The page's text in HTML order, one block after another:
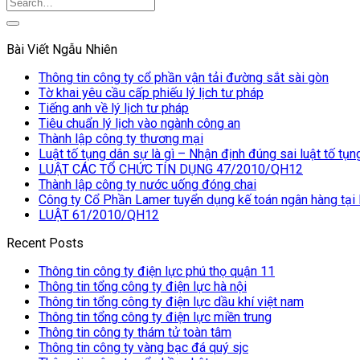
Bài Viết Ngẫu Nhiên
Thông tin công ty cổ phần vận tải đường sắt sài gòn
Tờ khai yêu cầu cấp phiếu lý lịch tư pháp
Tiếng anh về lý lịch tư pháp
Tiêu chuẩn lý lịch vào ngành công an
Thành lập công ty thương mại
Luật tố tụng dân sự là gì – Nhận định đúng sai luật tố
LUẬT CÁC TỔ CHỨC TÍN DỤNG 47/2010/QH12
Thành lập công ty nước uống đóng chai
Công ty Cổ Phần Lamer tuyển dụng kế toán ngân hàng tại
LUẬT 61/2010/QH12
Recent Posts
Thông tin công ty điện lực phú thọ quận 11
Thông tin tổng công ty điện lực hà nội
Thông tin tổng công ty điện lực dầu khí việt nam
Thông tin tổng công ty điện lực miền trung
Thông tin công ty thám tử toàn tâm
Thông tin công ty vàng bạc đá quý sjc